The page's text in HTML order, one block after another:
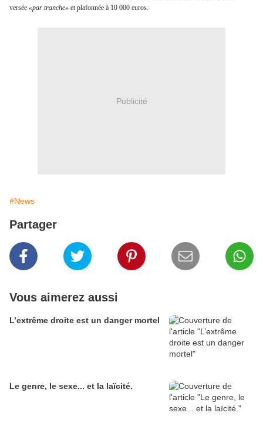
versée «par tranche» et plafonnée à 10 000 euros.
Publicité
#News
Partager
Vous aimerez aussi
L’extrême droite est un danger mortel
Le genre, le sexe... et la laïcité.